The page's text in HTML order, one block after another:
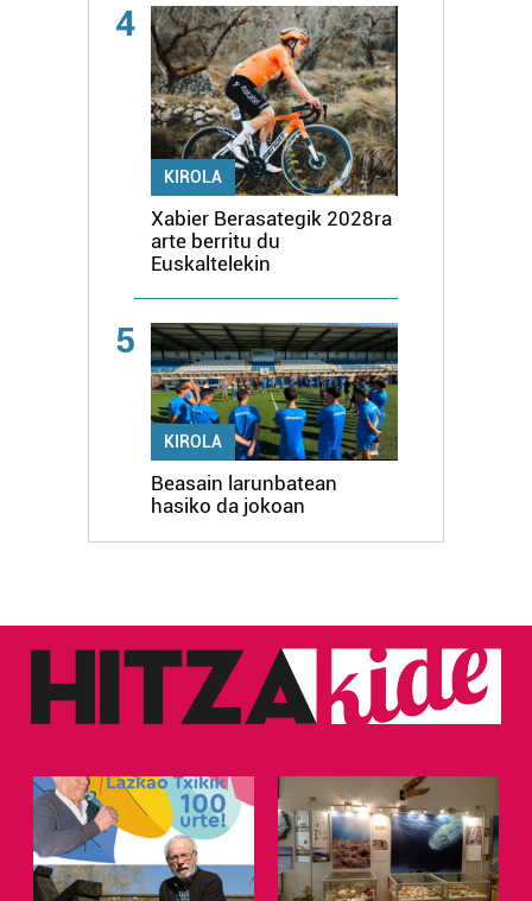
4
KIROLA
Xabier Berasategik 2028ra
arte berritu du
Euskaltelekin
5
KIROLA
Beasain larunbatean
hasiko da jokoan